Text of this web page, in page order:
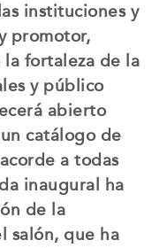
instituciones y
promotor,
fortaleza de la
y público
abierto
catálogo de
a todas
inaugural ha
de la
salón, que ha